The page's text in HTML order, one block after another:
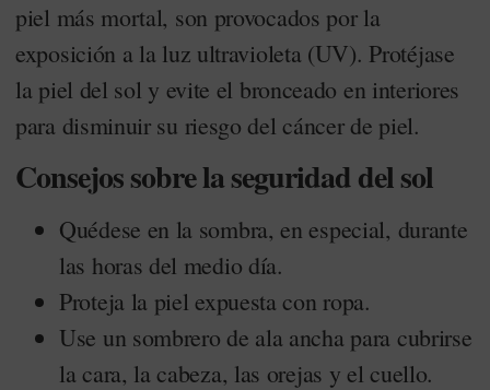
piel más mortal, son provocados por la
exposición a la luz ultravioleta (UV). Protéjase
la piel del sol y evite el bronceado en interiores
para disminuir su riesgo del cáncer de piel.
Consejos sobre la seguridad del sol
Quédese en la sombra, en especial, durante
las horas del medio día.
Proteja la piel expuesta con ropa.
Use un sombrero de ala ancha para cubrirse
la cara, la cabeza, las orejas y el cuello.